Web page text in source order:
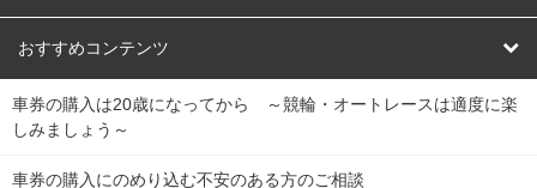
競輪くじ
Dokanto!
チャリロトプラザ
レース結果
キャリーオーバー一覧
北日本 函館競輪場
関
東
弥彦競輪場 前橋競輪場 取手競輪場 宇都宮競輪場
おすすめコンテンツ
競輪選手情報
Perfecta Navi
車券の購入は20歳になってから ～競輪・オートレースは適度に楽
しみましょう～
車券の購入にのめり込む不安のある方のご相談